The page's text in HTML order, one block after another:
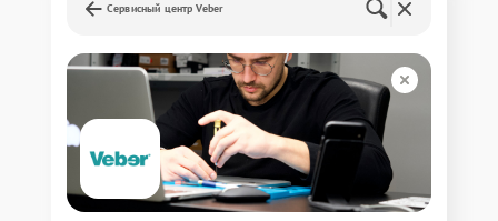
Сервисный центр Veber